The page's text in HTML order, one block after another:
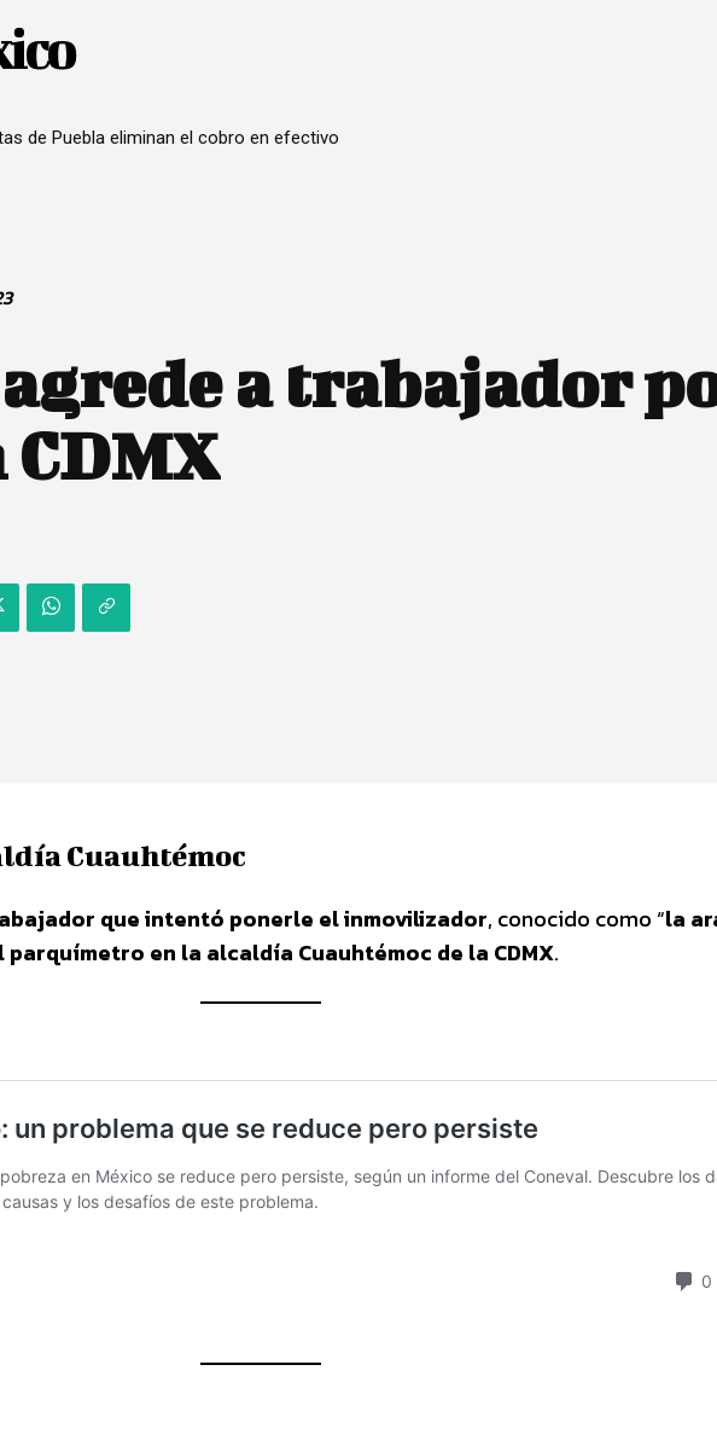
de Puebla eliminan el cobro en efectivo
a trabajador
Cuauhtémoc
que intentó ponerle el inmovilizador, conocido como “la
parquímetro en la alcaldía Cuauhtémoc de la CDMX.